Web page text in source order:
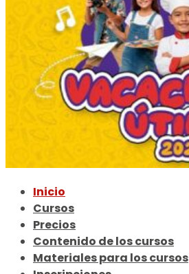
Inicio
Cursos
Precios
Contenido de los cursos
Materiales para los cursos